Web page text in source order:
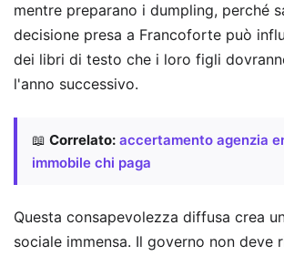
mentre preparano i dumpling, perché
decisione presa a Francoforte può
dei libri di testo che i loro figli
l'anno successivo.
📖 Correlato: accertamento agenzia
immobile chi paga
Questa consapevolezza diffusa crea
sociale immensa. Il governo non deve